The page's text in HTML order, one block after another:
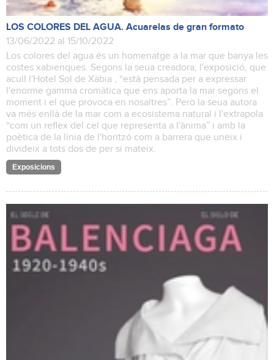
LOS COLORES DEL AGUA. Acuarelas de gran formato
13/06/2022 al 15/10/2022
Los colores del agua és un homenatge a la mar que banya les
costes xabienques. Segons la seua creadora, l'exposició, que
acull l'Hotel Sol de Xàbia , “està pensada per a expressar
l'enorme gamma cromàtica que ens aporta la mar segons el
moment i el que provoca en nosaltres”. Però la seua autora
va més enllà de la mar com a ecosistema natural i l'extrapola
“com un reflex del cel que representa a l'ànima” i amb la
poètica de la línia de l'horitzó com a barrera que uneix i
divideix a tots dos de per si mateix.
Exposicions